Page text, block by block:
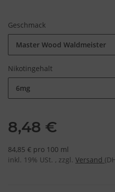
Geschmack
Master Wood Waldmeister
Nikotingehalt
6mg
8,48 €
84,85 € pro 100 ml
inkl. 19% USt. , zzgl. Versand